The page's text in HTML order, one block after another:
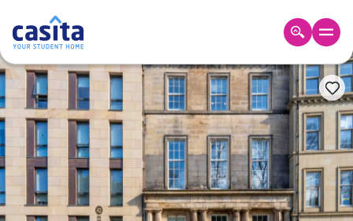
Home TH GBP
เข้าสู่
ระบบ
Booking
Accommodation
About
us